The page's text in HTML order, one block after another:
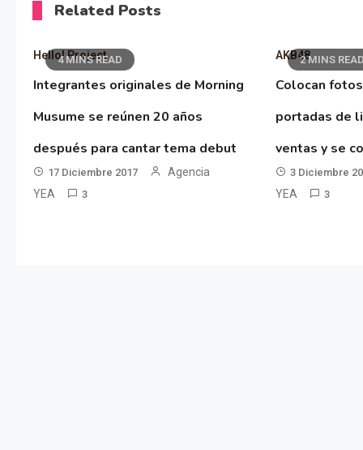
Related Posts
4 MINS READ
Hello! Project
Integrantes originales de Morning
Musume se reúnen 20 años
después para cantar tema debut
17 Diciembre 2017
Agencia
YEA
3
2 MINS READ
AKB48
Colocan
portadas de
ventas y se
3 Diciembre
YEA
3